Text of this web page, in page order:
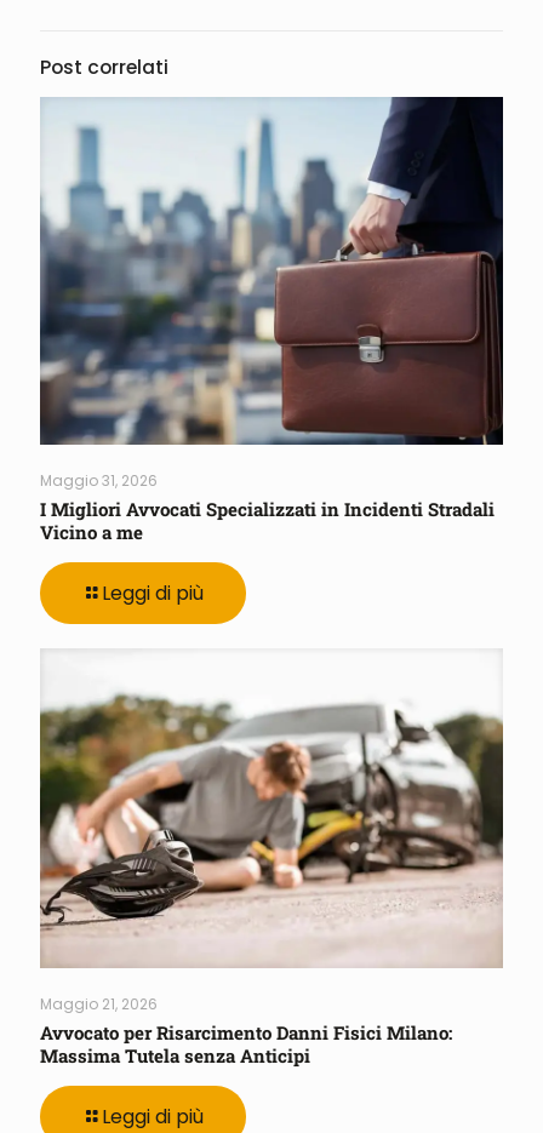
Post correlati
Maggio 31, 2026
I Migliori Avvocati Specializzati in Incidenti Stradali
Vicino a me
Leggi di più
Maggio 21, 2026
Avvocato per Risarcimento Danni Fisici Milano:
Massima Tutela senza Anticipi
Leggi di più